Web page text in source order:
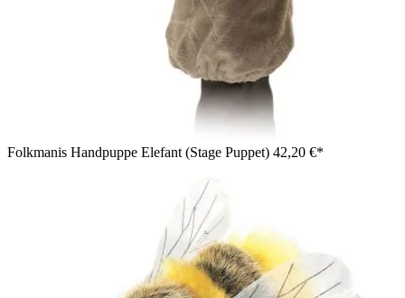
Folkmanis Handpuppe Elefant (Stage Puppet) 42,20 €*